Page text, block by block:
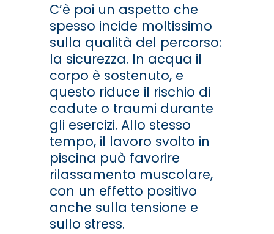
C’è poi un aspetto che
spesso incide moltissimo
sulla qualità del percorso:
la sicurezza. In acqua il
corpo è sostenuto, e
questo riduce il rischio di
cadute o traumi durante
gli esercizi. Allo stesso
tempo, il lavoro svolto in
piscina può favorire
rilassamento muscolare,
con un effetto positivo
anche sulla tensione e
sullo stress.